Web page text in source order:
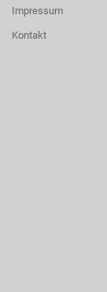
Impressum
Kontakt